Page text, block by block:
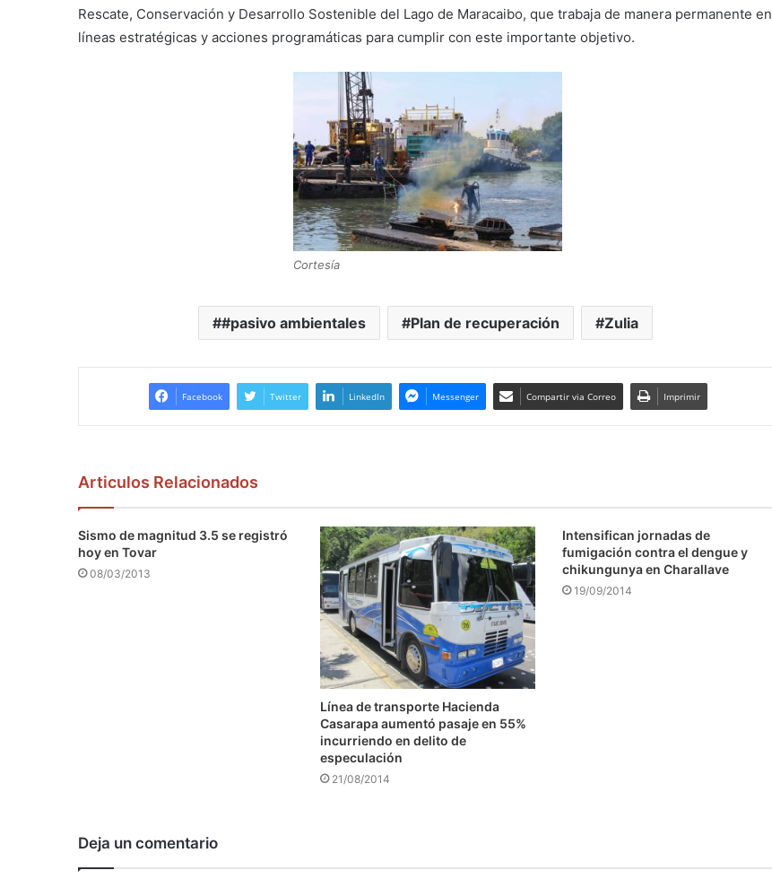
Rescate, Conservación y Desarrollo Sostenible del Lago de Maracaibo, que trabaja de manera permanente en
líneas estratégicas y acciones programáticas para cumplir con este importante objetivo.
Cortesía
#pasivo ambientales Plan de recuperación Zulia
Facebook Twitter LinkedIn Messenger Compartir via Correo Imprimir
Articulos Relacionados
Sismo de magnitud 3.5 se registró
hoy en Tovar
08/03/2013
Línea de transporte Hacienda
Casarapa aumentó pasaje en 55%
incurriendo en delito de
especulación
21/08/2014
Intensifican jornadas de
fumigación contra el dengue y
chikungunya en Charallave
19/09/2014
Deja un comentario